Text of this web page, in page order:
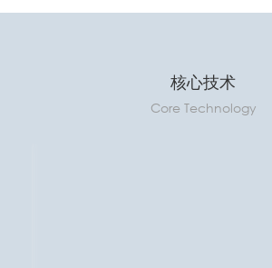
核心技术
Core Technology